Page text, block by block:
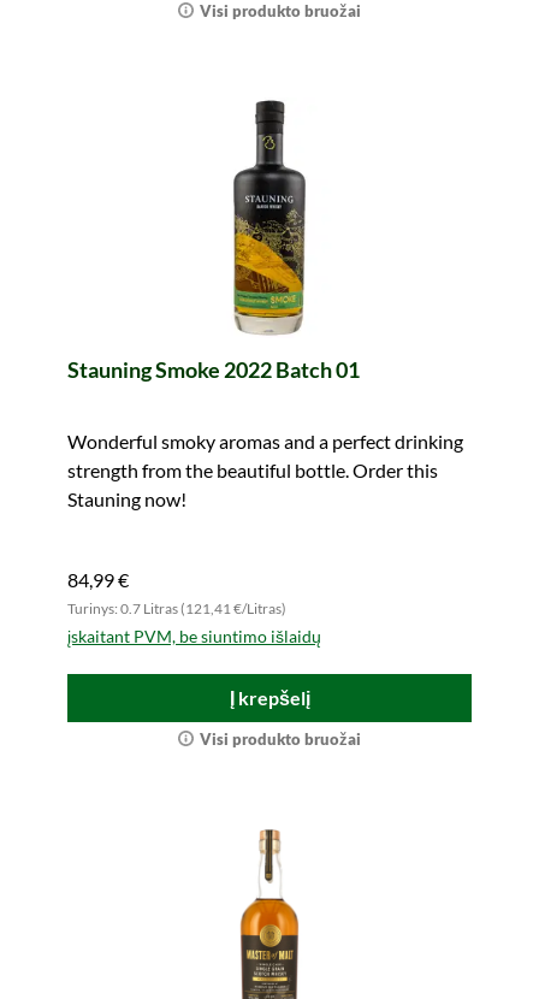
Visi produkto bruožai
Stauning Smoke 2022 Batch 01
Wonderful smoky aromas and a perfect drinking
strength from the beautiful bottle. Order this
Stauning now!
84,99 €
Turinys: 0.7 Litras (121,41 €/Litras)
įskaitant PVM, be siuntimo išlaidų
Į krepšelį
Visi produkto bruožai